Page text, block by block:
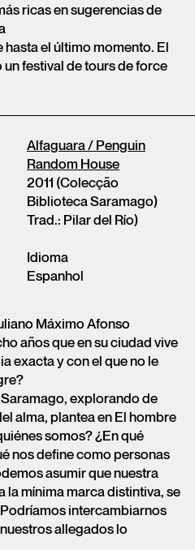
ricas en sugerencias de
el último momento. El
festival de tours de force
Alfaguara / Penguin
Random House
2011 (Colecção
Biblioteca Saramago)
Trad.: Pilar del Río)
Idioma
Espanhol
Máximo Afonso
años que en su ciudad vive
exacta y con el que no le
explorando de
alma, plantea en El hombre
somos? ¿En qué
nos define como personas
asumir que nuestra
la mínima marca distintiva, se
intercambiarnos
allegados lo